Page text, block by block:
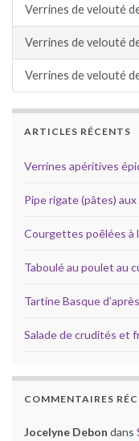
Verrines de velouté
Verrines de velouté
Verrines de velouté
ARTICLES RÉCENTS
Verrines apéritives
Pipe rigate (pâtes)
Courgettes poêlées à
Taboulé au poulet au
Tartine Basque
Salade de crudités et
COMMENTAIRES
Jocelyne Debon dans